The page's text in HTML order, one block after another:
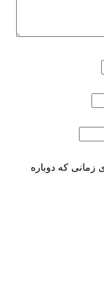
زمانی که دوباره